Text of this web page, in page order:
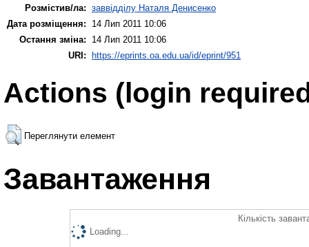
Розмістив/ла: заввідділу Наталя Денисенко
Дата розміщення:
14 Лип 2011 10:06
Остання зміна:
14 Лип 2011 10:06
URI: https://eprints.oa.edu.ua/id/eprint/951
Actions (login
Переглянути елемент
Завантаження
Кількість
Loading...